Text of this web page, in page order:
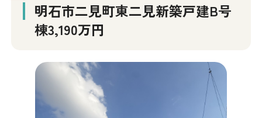
明石市二見町東二見新築戸建B号
棟3,190万円